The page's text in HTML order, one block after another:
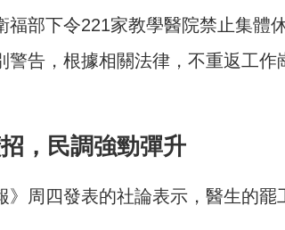
福部下令221家教學醫院禁止集體
警告，根據相關法律，不重返工
，民調強勁彈升
》周四發表的社論表示，醫生的罷